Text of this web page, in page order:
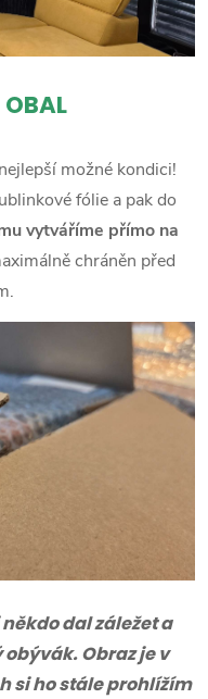
možné kondici!
fólie a pak do
vytváříme přímo na
chráněn před
dal záležet a
Obraz je v
si ho stále prohlížím